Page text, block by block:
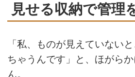
見せる収納で管理
「私、ものが見えていない
ちゃうんです」と、ほがら
ん。